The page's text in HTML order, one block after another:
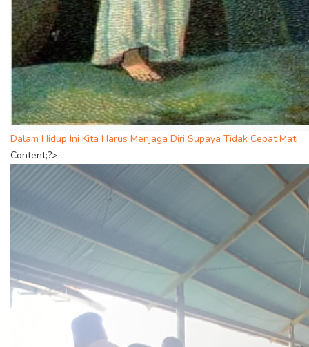
Dalam Hidup Ini Kita Harus Menjaga Diri Supaya Tidak Cepat Mati
Content;?>